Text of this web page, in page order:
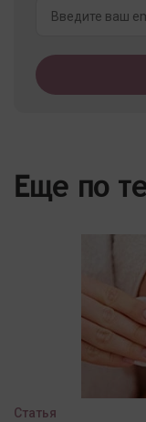
Еще по
Статья